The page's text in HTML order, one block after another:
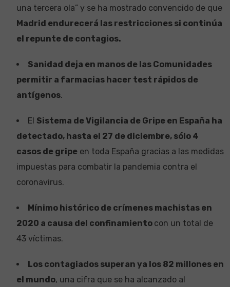
una tercera ola” y se ha mostrado convencido de que
Madrid endurecerá las restricciones si continúa
el repunte de contagios.
Sanidad deja en manos de las Comunidades
permitir a farmacias hacer test rápidos de
antígenos.
El Sistema de Vigilancia de Gripe en España ha
detectado, hasta el 27 de diciembre, sólo 4
casos de gripe en toda España gracias a las medidas
impuestas para combatir la pandemia contra el
coronavirus.
Mínimo histórico de crímenes machistas en
2020 a causa del confinamiento con un total de
43 víctimas.
Los contagiados superan ya los 82 millones en
el mundo, una cifra que se ha alcanzado al